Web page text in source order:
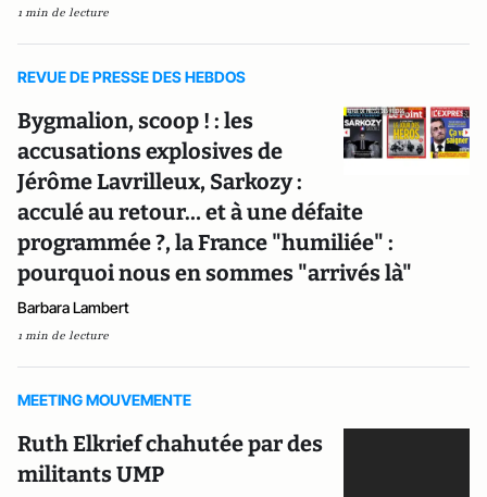
1 min de lecture
REVUE DE PRESSE DES HEBDOS
Bygmalion, scoop ! : les
accusations explosives de
Jérôme Lavrilleux, Sarkozy :
acculé au retour… et à une défaite
programmée ?, la France "humiliée" :
pourquoi nous en sommes "arrivés là"
Barbara Lambert
1 min de lecture
MEETING MOUVEMENTE
Ruth Elkrief chahutée par des
militants UMP